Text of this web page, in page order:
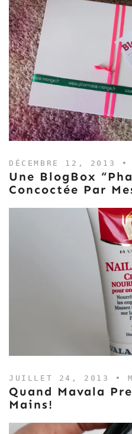
DÉCEMBRE 12, 2013 •
Une BlogBox
Concoctée Par
JUILLET 24, 2013 •
Quand Mavala
Mains!